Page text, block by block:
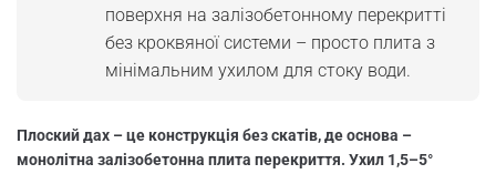
поверхня на залізобетонному перекритті
без кроквяної системи – просто плита з
мінімальним ухилом для стоку води.
Плоский дах – це конструкція без скатів, де основа –
монолітна залізобетонна плита перекриття. Ухил 1,5–5°